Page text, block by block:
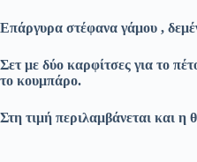
Επάργυρα στέφανα γάμου ,
Σετ με δύο καρφίτσες για το
το κουμπάρο.
Στη τιμή περιλαμβάνεται και η